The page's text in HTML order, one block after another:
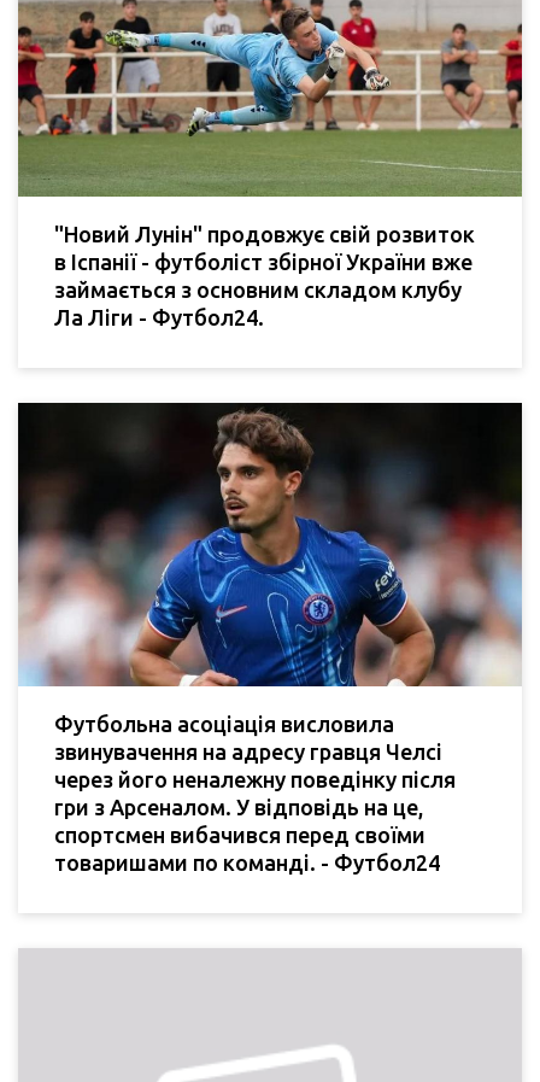
"Новий Лунін" продовжує свій розвиток
в Іспанії - футболіст збірної України вже
займається з основним складом клубу
Ла Ліги - Футбол24.
Футбольна асоціація висловила
звинувачення на адресу гравця Челсі
через його неналежну поведінку після
гри з Арсеналом. У відповідь на це,
спортсмен вибачився перед своїми
товаришами по команді. - Футбол24